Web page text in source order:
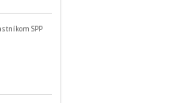
SPP